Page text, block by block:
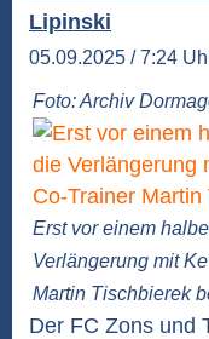
Lipinski
05.09.2025 / 7:24
Foto: Archiv
Erst vor einem
Verlängerung mit
Martin Tischbierek
Der FC Zons und